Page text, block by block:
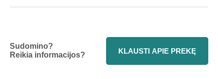
Sudomino?
Reikia informacijos?
KLAUSTI APIE PREKĘ